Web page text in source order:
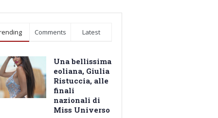
Comments Latest
Una bellissima
eoliana, Giulia
Ristuccia, alle
finali
nazionali di
Miss Universo